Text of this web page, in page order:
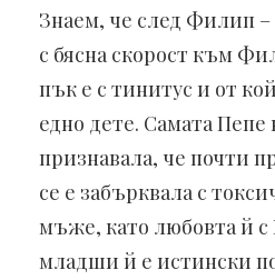
Знаем, че след Филип –
с бясна скорост към
пък е с тинитус и от
едно дете. Самата
признавала, че почти
се е забърквала с
мъже, като любовта й
младши й е истински